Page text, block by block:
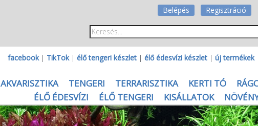
Belépés Regisztráció
facebook| TikTok| élő tengeri készlet | élő édesvízi készlet | új termékek|
AKVARISZTIKA TENGERI TERRARISZTIKA KERTI TÓ
ÉLŐ ÉDESVÍZI
ÉLŐ TENGERI KISÁLLATOK